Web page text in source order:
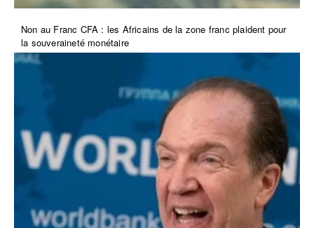
Non au Franc CFA : les Africains de la zone franc plaident pour
la souveraineté monétaire